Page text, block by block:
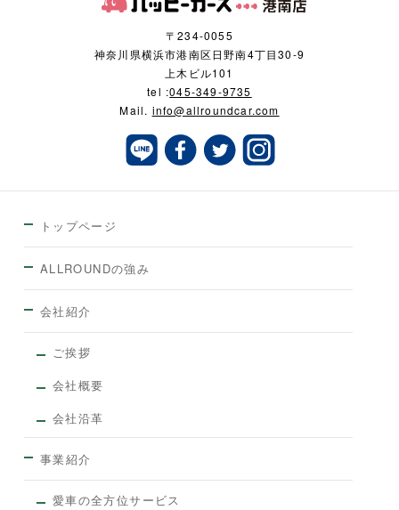
〒234-0055
神奈川県横浜市港南区日野南4丁目30-9
上木ビル101
tel :045-349-9735
Mail. info@allroundcar.com
トップページ
ALLROUNDの強み
会社紹介
ご挨拶
会社概要
会社沿革
事業紹介
愛車の全方位サービス